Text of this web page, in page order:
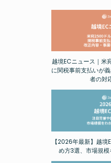
越境ECニュース｜米
に関税事前支払いが
者の対
【2026年最新】越
め方3選、市場規